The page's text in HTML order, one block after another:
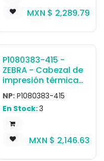
TT
MXN $ 2,289.79
P1080383-415 -
ZEBRA - Cabezal de
impresión térmica
directa Cabezal de
impresión 203 dpi,
ZD420D ZD620D
NP: P1080383-415
En Stock:3
MXN $ 2,146.63